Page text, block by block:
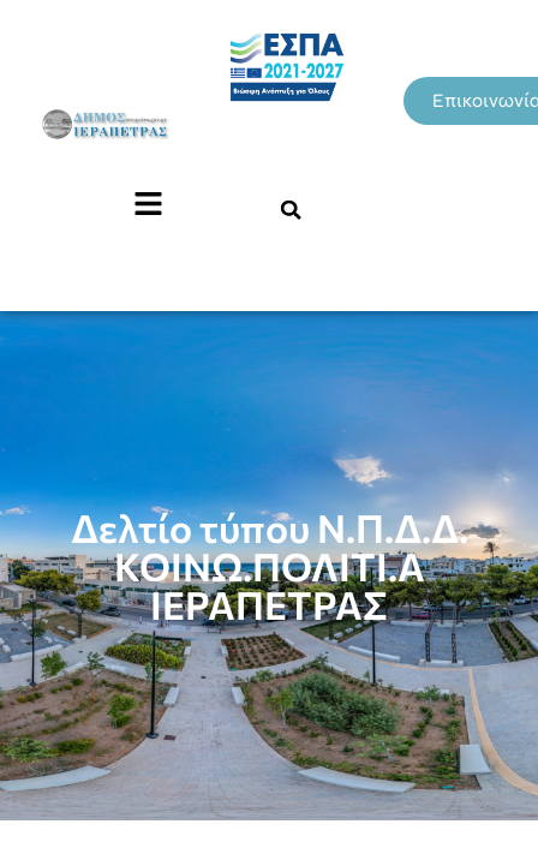
Δελτίο τύπου Ν.Π.Δ.Δ.
ΚΟΙΝΩ.ΠΟΛΙΤΙ.Α
ΙΕΡΑΠΕΤΡΑΣ